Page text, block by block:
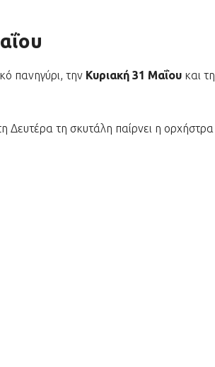
πανηγύρι, την Κυριακή 31 Μαΐου και τη
Δευτέρα τη σκυτάλη παίρνει η ορχήστρα